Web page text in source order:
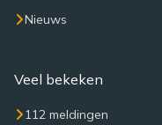
Nieuws
Veel bekeken
112 meldingen